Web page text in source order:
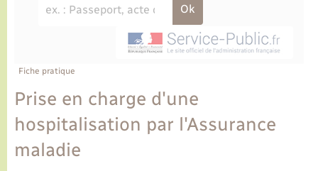
Bulletins d'informations communales
Le personnel municipal
Comment venir à Lyons-la-Forêt
Plan interactif
Permis de détention de chien
Social
CIDFF
Etat-civil - Papiers - Citoyenneté
Logement - Urbanisme
Loisirs
Marchés de Lyons-la-Forêt
Transports scolaires
Travaux - Autorisation d’occupation de l’espace
Fiche pratique
Prise en charge d'une
hospitalisation par l'Assurance
maladie